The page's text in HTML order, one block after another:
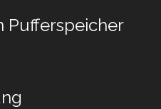
Pufferspeicher